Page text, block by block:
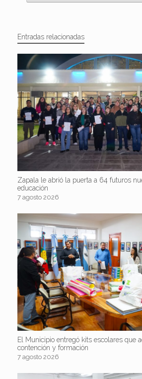
Entradas relacionadas
Zapala le abrió la puerta a 64 futuros
educación
7 agosto 2026
El Municipio entregó kits escolares que
contención y formación
7 agosto 2026